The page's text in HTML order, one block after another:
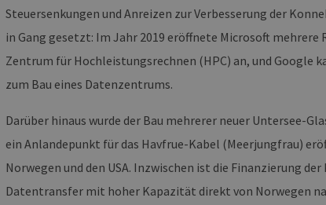
Steuersenkungen und Anreizen zur Verbesserung der
in Gang gesetzt: Im Jahr 2019 eröffnete Microsoft
Zentrum für Hochleistungsrechnen (HPC) an, und Google
zum Bau eines Datenzentrums.
Darüber hinaus wurde der Bau mehrerer neuer Untersee-
ein Anlandepunkt für das Havfrue-Kabel (Meerjungfrau)
Norwegen und den USA. Inzwischen ist die Finanzierung der
Datentransfer mit hoher Kapazität direkt von Norwegen